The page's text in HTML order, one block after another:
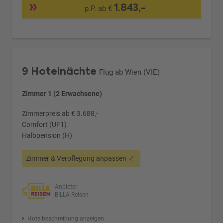
p.P. ab € 1.843,-
9 Hotelnächte Flug ab Wien (VIE)
Zimmer 1 (2 Erwachsene)
Zimmerpreis ab € 3.688,-
Comfort (UF1)
Halbpension (H)
Zimmer & Verpflegung anpassen
Anbieter:
BILLA Reisen
Hotelbeschreibung anzeigen